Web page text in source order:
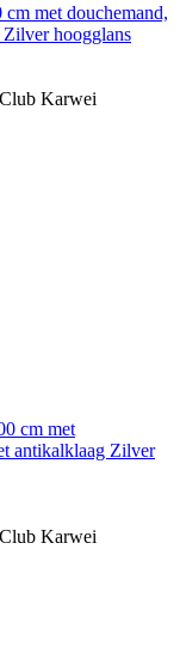
met douchemand,
hoogglans
Karwei
cm met
antikalklaag Zilver
Karwei